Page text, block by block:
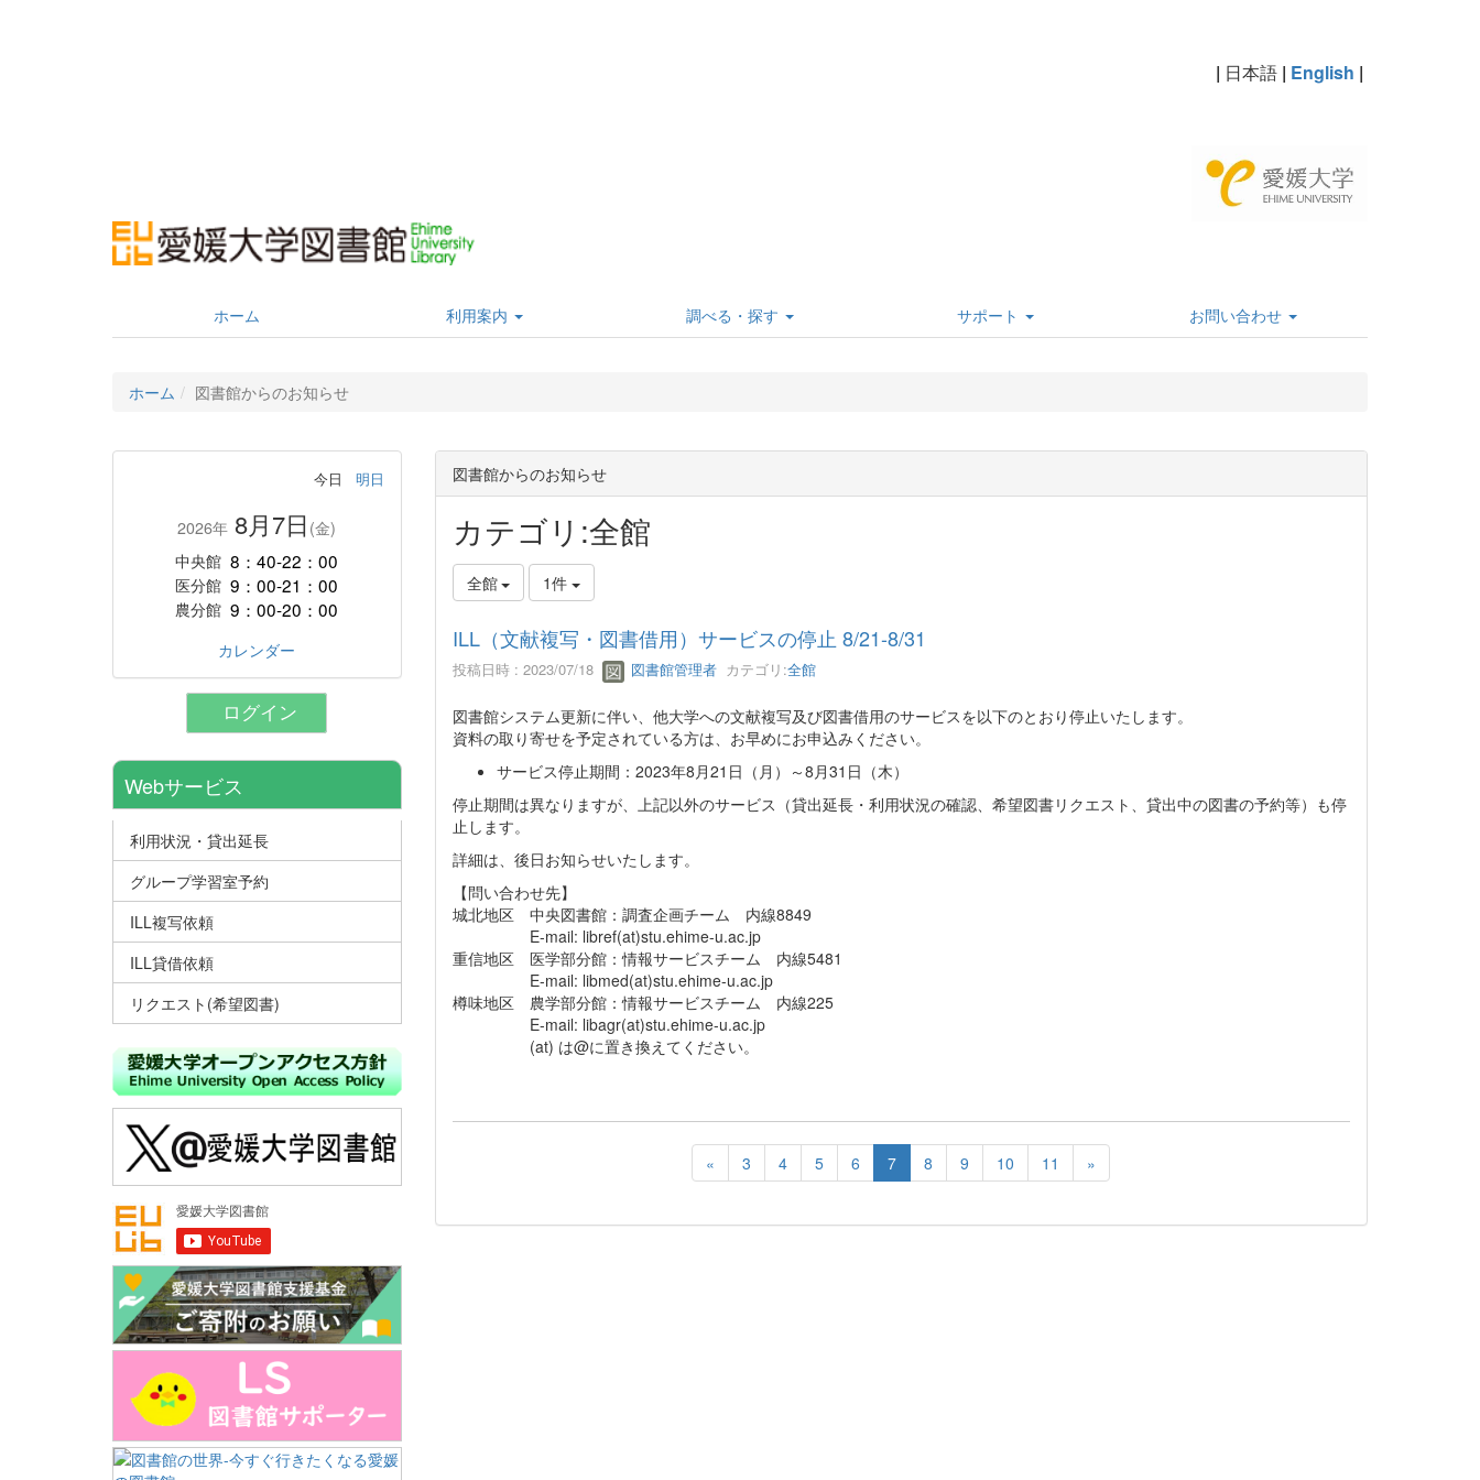
| 日本語 | English |
ホーム 利用案内 調べる・探す サポート お問い合わせ
ホーム 図書館からのお知らせ
図書館からのお知らせ
カテゴリ:全館
全館 1件
ILL（文献複写・図書借用）サービスの停止 8/21-8/31
投稿日時 : 2023/07/18 図書館管理者カテゴリ:全館
図書館システム更新に伴い、他大学への文献複写及び図書借用のサービスを以下のとおり停止いたします。
資料の取り寄せを予定されている方は、お早めにお申込みください。
サービス停止期間：2023年8月21日（月）～8月31日（木）
停止期間は異なりますが、上記以外のサービス（貸出延長・利用状況の確認、希望図書リクエスト、貸出中の図書の予約等）も停
止します。
詳細は、後日お知らせいたします。
【問い合わせ先】
城北地区 中央図書館：調査企画チーム 内線8849
E-mail: libref(at)stu.ehime-u.ac.jp
重信地区 医学部分館：情報サービスチーム 内線5481
E-mail: libmed(at)stu.ehime-u.ac.jp
樽味地区 農学部分館：情報サービスチーム 内線225
E-mail: libagr(at)stu.ehime-u.ac.jp
(at) は@に置き換えてください。
« 3 4 5 6 7 8 9 10 11 »
今日 明日
2026年 8月7日 (金)
中央館 8：40-22：00
医分館 9：00-21：00
農分館 9：00-20：00
カレンダー
ログイン
Webサービス
利用状況・貸出延長
グループ学習室予約
ILL複写依頼
ILL貸借依頼
リクエスト(希望図書)